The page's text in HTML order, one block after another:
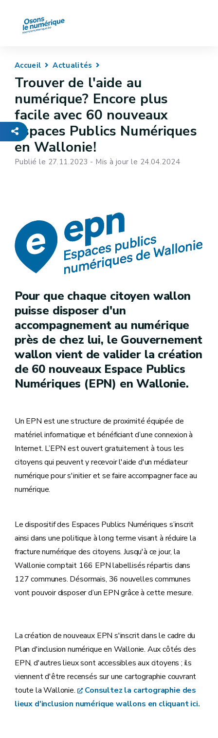
Accueil Actualités
Trouver de l'aide au
numérique? Encore plus
facile avec 60 nouveaux
Espaces Publics Numériques
en Wallonie!
Publié le 27.11.2023 - Mis à jour le 24.04.2024
Pour que chaque citoyen wallon
puisse disposer d'un
accompagnement au numérique
près de chez lui, le Gouvernement
wallon vient de valider la création
de 60 nouveaux Espace Publics
Numériques (EPN) en Wallonie.
Un EPN est une structure de proximité équipée de
matériel informatique et bénéficiant d’une connexion à
Internet. L’EPN est ouvert gratuitement à tous les
citoyens qui peuvent y recevoir l'aide d'un médiateur
numérique pour s'initier et se faire accompagner face au
numérique.
Le dispositif des Espaces Publics Numériques s’inscrit
ainsi dans une politique à long terme visant à réduire la
fracture numérique des citoyens. Jusqu'à ce jour, la
Wallonie comptait 166 EPN labellisés répartis dans
127 communes. Désormais, 36 nouvelles communes
vont pouvoir disposer d’un EPN grâce à cette mesure.
La création de nouveaux EPN s'inscrit dans le cadre du
Plan d'inclusion numérique en Wallonie. Aux côtés des
EPN, d'autres lieux sont accessibles aux citoyens ; ils
viennent d'être recensés sur une cartographie couvrant
toute la Wallonie.
Consultez la cartographie des
lieux d'inclusion numérique wallons en cliquant ici.